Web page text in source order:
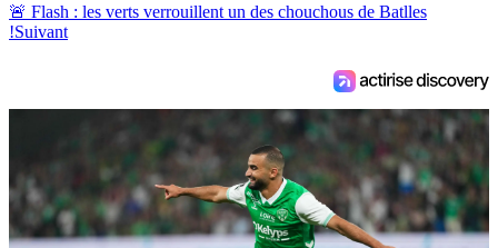
🚨 Flash : les verts verrouillent un des chouchous de Batlles
!Suivant